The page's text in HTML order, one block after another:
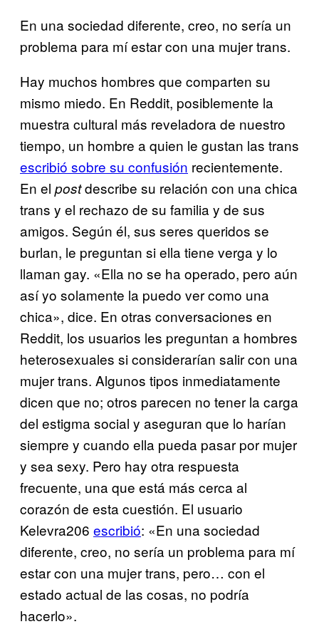
En una sociedad diferente, creo, no sería un
problema para mí estar con una mujer trans.
Hay muchos hombres que comparten su
mismo miedo. En Reddit, posiblemente la
muestra cultural más reveladora de nuestro
tiempo, un hombre a quien le gustan las trans
escribió sobre su confusión recientemente.
En el postdescribe su relación con una chica
trans y el rechazo de su familia y de sus
amigos. Según él, sus seres queridos se
burlan, le preguntan si ella tiene verga y lo
llaman gay. «Ella no se ha operado, pero aún
así yo solamente la puedo ver como una
chica», dice. En otras conversaciones en
Reddit, los usuarios les preguntan a hombres
heterosexuales si considerarían salir con una
mujer trans. Algunos tipos inmediatamente
dicen que no; otros parecen no tener la carga
del estigma social y aseguran que lo harían
siempre y cuando ella pueda pasar por mujer
y sea sexy. Pero hay otra respuesta
frecuente, una que está más cerca al
corazón de esta cuestión. El usuario
Kelevra206 escribió: «En una sociedad
diferente, creo, no sería un problema para mí
estar con una mujer trans, pero… con el
estado actual de las cosas, no podría
hacerlo».